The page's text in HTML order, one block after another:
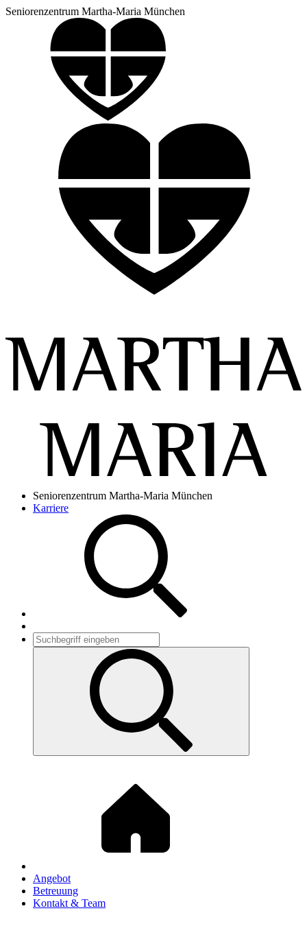
Seniorenzentrum Martha-Maria München
Seniorenzentrum Martha-Maria München
Karriere
Angebot
Betreuung
Kontakt & Team